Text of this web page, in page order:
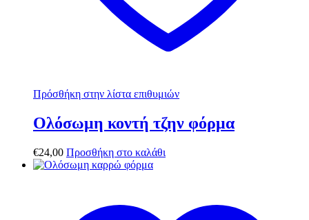
Πρόσθήκη στην λίστα επιθυμιών
Ολόσωμη κοντή τζην φόρμα
€24,00 Προσθήκη στο καλάθι